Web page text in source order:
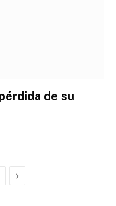
de su
Next